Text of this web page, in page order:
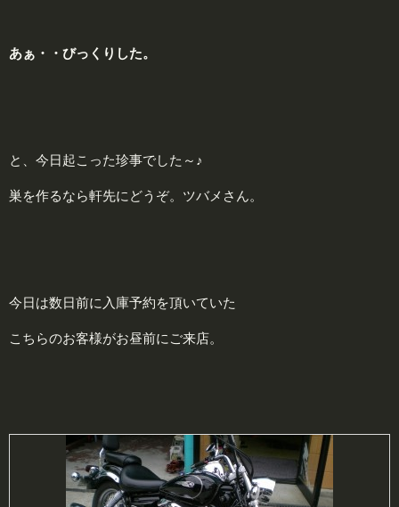
あぁ・・びっくりした。
と、今日起こった珍事でした～♪
巣を作るなら軒先にどうぞ。ツバメさん。
今日は数日前に入庫予約を頂いていた
こちらのお客様がお昼前にご来店。